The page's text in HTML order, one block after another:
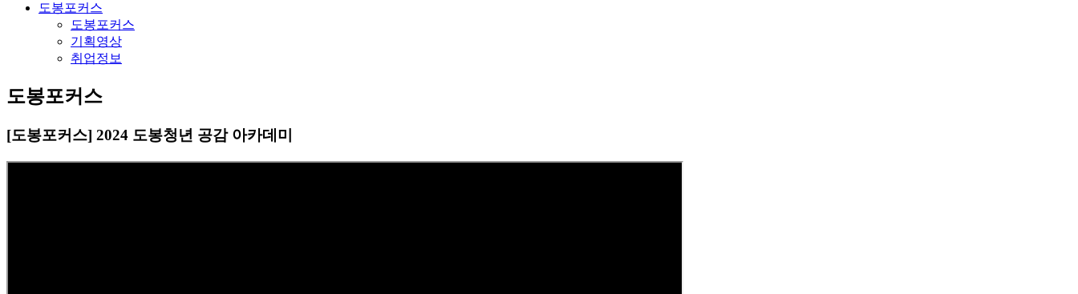
도봉포커스
도봉포커스
기획영상
취업정보
도봉포커스
[도봉포커스] 2024 도봉청년 공감 아카데미